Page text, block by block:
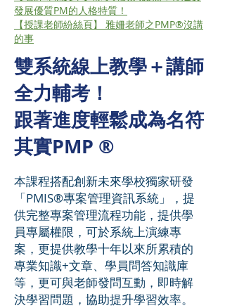
發展優質PM的人格特質！
【授課老師紛絲頁】 雅姍老師之PMP®沒講
的事
雙系統線上教學＋講師
全力輔考！
跟著進度輕鬆成為名符
其實PMP ®
本課程搭配創新未來學校獨家研發
「PMIS®專案管理資訊系統」，提
供完整專案管理流程功能，提供學
員專屬權限，可於系統上演練專
案，更提供教學十年以來所累積的
專業知識+文章、學員問答知識庫
等，更可與老師發問互動，即時解
決學習問題，協助提升學習效率。